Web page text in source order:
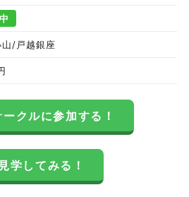
山/戸越銀座
ークルに参加する！
見学してみる！